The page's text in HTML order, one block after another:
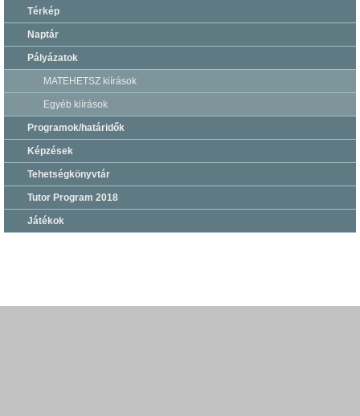
Térkép
Naptár
Pályázatok
MATEHETSZ kiírások
Egyéb kiírások
Programok/határidők
Képzések
Tehetségkönyvtár
Tutor Program 2018
Játékok